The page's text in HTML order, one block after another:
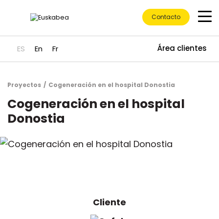
Ir directamente al contenido
ES En Fr Área clientes
Contacto
Proyectos Cogeneración en el hospital Donostia
Cogeneración en el hospital
Donostia
Cliente